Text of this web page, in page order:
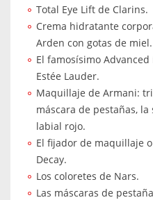
Total Eye Lift de Clarins.
Crema hidratante
Arden con gotas de miel.
El famosísimo
Estée Lauder.
Maquillaje de Armani:
máscara de pestañas,
labial rojo.
El fijador de maquillaje
Decay.
Los coloretes de Nars.
Las máscaras de